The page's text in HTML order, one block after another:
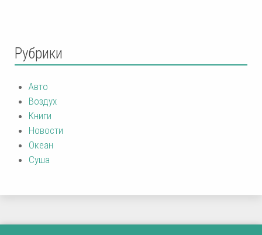
Рубрики
Авто
Воздух
Книги
Новости
Океан
Суша